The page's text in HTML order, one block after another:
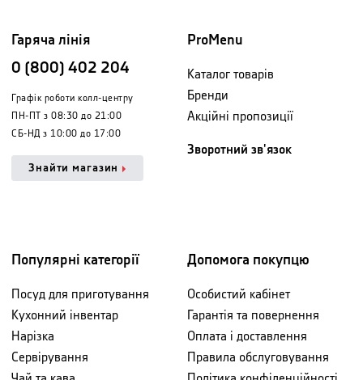
Гаряча лінія
0 (800) 402 204
Графік роботи колл-центру
ПН-ПТ з 08:30 до 21:00
СБ-НД з 10:00 до 17:00
Знайти магазин
ProMenu
Каталог товарів
Бренди
Акційні пропозиції
Зворотний зв'язок
Популярні категорії
Посуд для приготування
Кухонний інвентар
Нарізка
Сервірування
Допомога покупцю
Особистий кабінет
Гарантія та повернення
Оплата і доставлення
Правила обслуговування